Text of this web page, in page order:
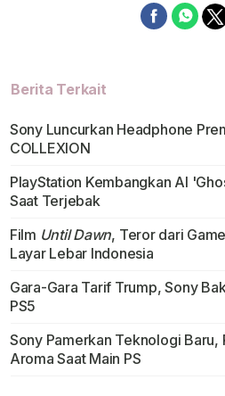
Berita Terkait
Sony Luncurkan Headphone
COLLEXION
PlayStation Kembangkan Al
Saat Terjebak
Film Until Dawn, Teror dari
Layar Lebar Indonesia
Gara-Gara Tarif Trump, Sony
PS5
Sony Pamerkan Teknologi Baru,
Aroma Saat Main PS